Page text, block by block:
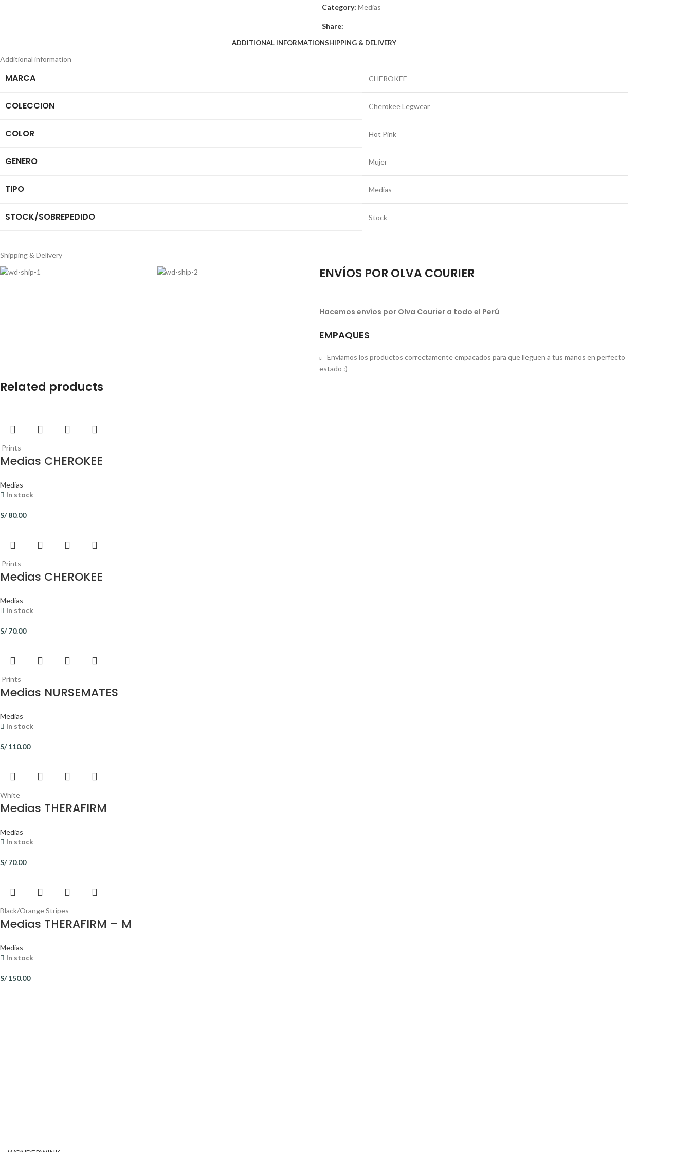
Category: Medias
Share:
ADDITIONAL INFORMATIONSHIPPING & DELIVERY
Additional information
MARCA CHEROKEE
COLECCION Cherokee Legwear
COLOR Hot Pink
GENERO Mujer
TIPO Medias
STOCK/SOBREPEDIDO Stock
Shipping & Delivery
ENVÍOS POR OLVA COURIER
Hacemos envíos por Olva Courier a todo el Perú
EMPAQUES
Enviamos los productos correctamente empacados para que lleguen a tus manos en perfecto
estado :)
Related products
Prints
Medias CHEROKEE
Medias
In stock
S/80.00
Prints
Medias CHEROKEE
Medias
In stock
S/70.00
Prints
Medias NURSEMATES
Medias
In stock
S/110.00
White
Medias THERAFIRM
Medias
In stock
S/70.00
Black/Orange Stripes
Medias THERAFIRM – M
Medias
In stock
S/150.00